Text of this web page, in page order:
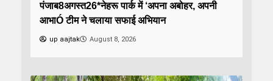
पंजाब8अगस्त26*नेहरू पार्क में ‘अपना अबोहर, अपनी
आभाÓ टीम ने चलाया सफाई अभियान
up aajtak August 8, 2026